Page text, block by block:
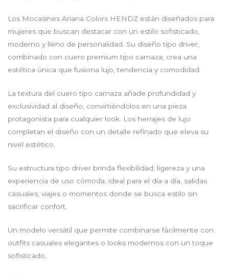
Los Mocasines Ariana Colors HENDZ están diseñados para
mujeres que buscan destacar con un estilo sofisticado,
moderno y lleno de personalidad. Su diseño tipo driver,
combinado con cuero premium tipo carnaza, crea una
estética única que fusiona lujo, tendencia y comodidad.
La textura del cuero tipo carnaza añade profundidad y
exclusividad al diseño, convirtiéndolos en una pieza
protagonista para cualquier look. Los herrajes de lujo
completan el diseño con un detalle refinado que eleva su
nivel estético.
Su estructura tipo driver brinda flexibilidad, ligereza y una
experiencia de uso cómoda, ideal para el día a día, salidas
casuales, viajes o momentos donde se busca estilo sin
sacrificar confort.
Un modelo versátil que permite combinarse fácilmente con
outfits casuales elegantes o looks modernos con un toque
sofisticado.